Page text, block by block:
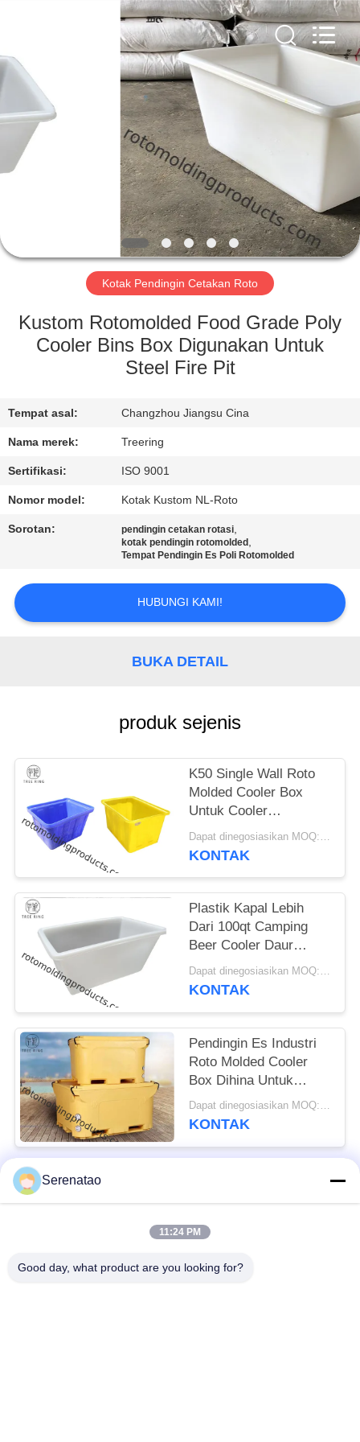
RUMAH
PRODUK
TENTANG
KAMI
TUR
PABRIK
KUALITAS
HUBUNGI
KAMI
PERMINTAAN
SITEMAP
Rights
Reserved.
Kotak Pendingin Cetakan Roto
Kustom Rotomolded Food Grade Poly
Cooler Bins Box Digunakan Untuk
Steel Fire Pit
Tempat asal: Changzhou Jiangsu Cina
Nama merek: Treering
Sertifikasi: ISO 9001
Nomor model: Kotak Kustom NL-Roto
Sorotan: pendingin cetakan rotasi,
kotak pendingin rotomolded ,
Tempat Pendingin Es Poli Rotomolded
HUBUNGI KAMI!
BUKA DETAIL
produk sejenis
K50 Single Wall Roto
Molded Cooler Box
Untuk Cooler
Warehouse Tanpa
Tutup Rectangular
Dapat dinegosiasikan MOQ:Negosiasi
KONTAK
Plastik Kapal Lebih
Dari 100qt Camping
Beer Cooler Daur
Ulang Disesuaikan
Tahan Lama
Dapat dinegosiasikan MOQ:Negosiasi
KONTAK
Pendingin Es Industri
Roto Molded Cooler
Box Dihina Untuk
Penyimpanan Ikan
Lebih Dari 300 Liter
Dapat dinegosiasikan MOQ:Negosiasi
KONTAK
Bad Request
Serenatao
11:24 PM
Good day, what product are you looking for?